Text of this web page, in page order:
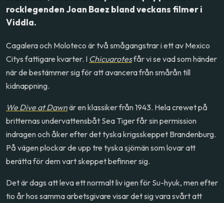
rocklegenden Joan Baez bland veckans filmer i
Viddla.
Cagalera och Moloteco är två smågangstrar i ett av Mexico
Citys fattigare kvarter. I Chicuarotesfår vi se vad som händer
när de bestämmer sig för att avancera från smårån till
kidnappning.
We Dive at Dawnär en klassiker från 1943. Hela crewet på
britternas undervattensbåt Sea Tiger får sin permission
indragen och åker efter det tyska krigsskeppet Brandenburg.
På vägen plockar de upp tre tyska sjömän som lovar att
berätta för dem vart skeppet befinner sig.
Det är dags att leva ett normalt liv igen för Su-hyuk, men efter
tio år hos samma arbetsgivare visar det sig vara svårt att